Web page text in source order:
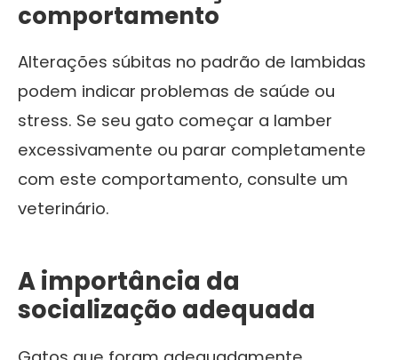
comportamento
Alterações súbitas no padrão de lambidas
podem indicar problemas de saúde ou
stress. Se seu gato começar a lamber
excessivamente ou parar completamente
com este comportamento, consulte um
veterinário.
A importância da
socialização adequada